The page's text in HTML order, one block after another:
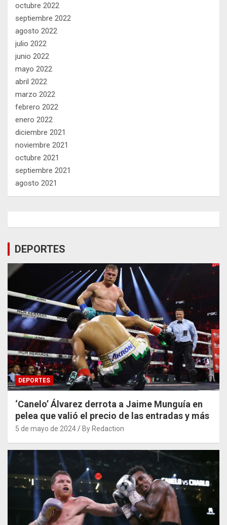
octubre 2022
septiembre 2022
agosto 2022
julio 2022
junio 2022
mayo 2022
abril 2022
marzo 2022
febrero 2022
enero 2022
diciembre 2021
noviembre 2021
octubre 2021
septiembre 2021
agosto 2021
DEPORTES
DEPORTES
‘Canelo’ Álvarez derrota a Jaime Munguía en
pelea que valió el precio de las entradas y más
5 de mayo de 2024 By Redaction